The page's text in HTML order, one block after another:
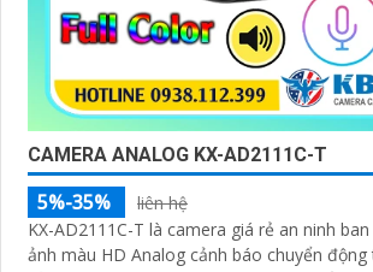
CAMERA ANALOG KX-AD2111C-T
5%-35%
liên hệ
KX-AD2111C-T là camera giá rẻ an ninh
ảnh màu HD Analog cảnh báo chuyển